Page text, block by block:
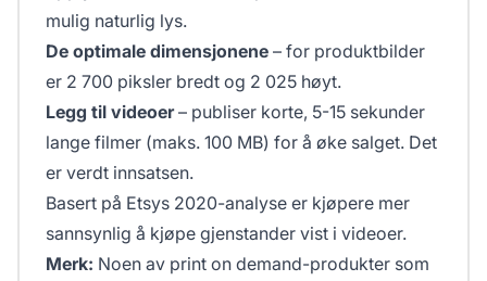
mulig naturlig lys.
De optimale dimensjonene – for produktbilder
er 2 700 piksler bredt og 2 025 høyt.
Legg til videoer– publiser korte, 5-15 sekunder
lange filmer (maks. 100 MB) for å øke salget. Det
er verdt innsatsen.
Basert på Etsys 2020-analyse er kjøpere mer
sannsynlig å kjøpe gjenstander vist i videoer.
Merk: Noen av print on demand-produkter som